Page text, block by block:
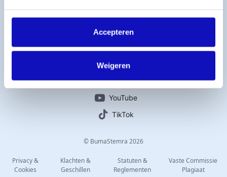
Accepteren
Weigeren
Contact
Connect with us
Instagram
LinkedIn
YouTube
TikTok
© BumaStemra 2026
Privacy &
Cookies
Klachten &
Geschillen
Statuten &
Reglementen
Vaste Commissie
Plagiaat